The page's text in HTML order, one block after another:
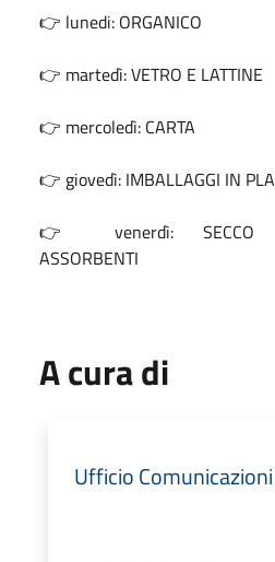
👉 lunedi: ORGANICO
👉 martedì: VETRO E LATTINE
👉 mercoledì: CARTA
👉 giovedì: IMBALLAGGI IN
👉 venerdì: SECCO
ASSORBENTI
A cura di
Ufficio Comunicazioni